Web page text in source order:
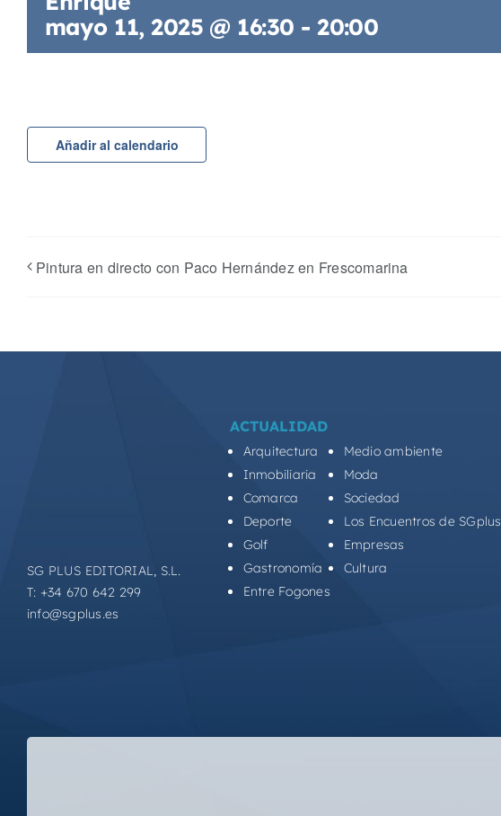
mayo 11, 2025 @ 16:30 -20:00
Añadir al calendario
Pintura en directo con Paco Hernández en Frescomarina
SG PLUS EDITORIAL, S.L.
T: +34 670 642 299
info@sgplus.es
ACTUALIDAD
Arquitectura
Inmobiliaria
Comarca
Deporte
Golf
Gastronomía
Entre Fogones
Medio ambiente
Moda
Sociedad
Los Encuentros de SGplus
Empresas
Cultura